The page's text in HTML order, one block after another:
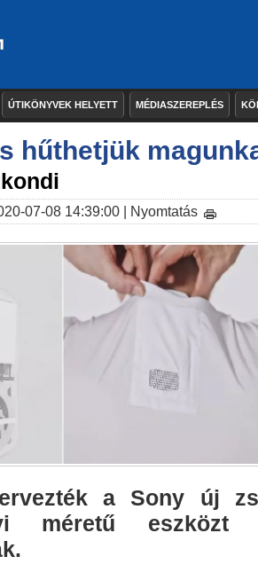
ÚTIKÖNYVEK HELYETT MÉDIASZEREPLÉS
hűthetjük
07-08 14:39:00 | Nyomtatás
a Sony új
méretű eszközt